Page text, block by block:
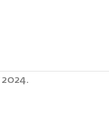
2024.